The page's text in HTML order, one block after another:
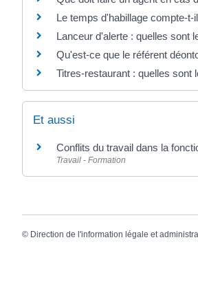
Le temps d'habillage compte-
Lanceur d'alerte : quelles sont
Qu'est-ce que le référent
Titres-restaurant : quelles sont
Et aussi
Conflits du travail dans la
Travail - Formation
© Direction de l'information légale et